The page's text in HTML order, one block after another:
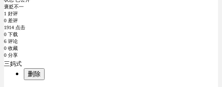
褒贬不一
1 好评
0 差评
1914 点击
0 下载
6 评论
0 收藏
0 分享
三妈式
删除